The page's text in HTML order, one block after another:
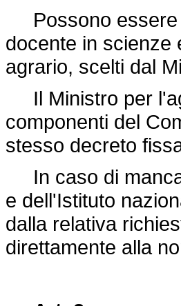
Possono essere
docente in scienze
agrario, scelti dal
Il Ministro per
componenti del
stesso decreto
In caso di
e dell'Istituto
dalla relativa
direttamente alla